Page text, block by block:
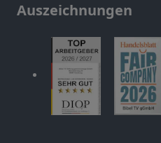
Auszeichnungen